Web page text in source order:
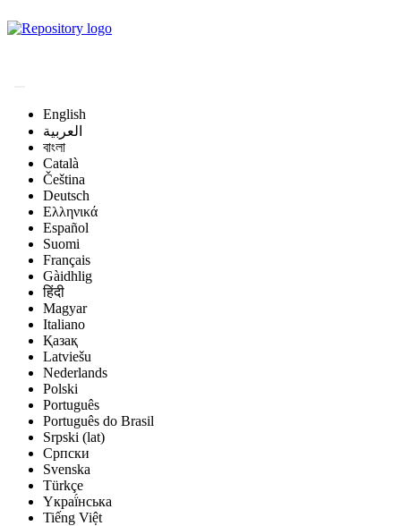
English
العربية
বাংলা
Català
Čeština
Deutsch
Ελληνικά
Español
Suomi
Français
Gàidhlig
हिंदी
Magyar
Italiano
Қазақ
Latviešu
Nederlands
Polski
Português
Português do Brasil
Srpski (lat)
Српски
Svenska
Türkçe
Yкраї́нська
Tiếng Việt